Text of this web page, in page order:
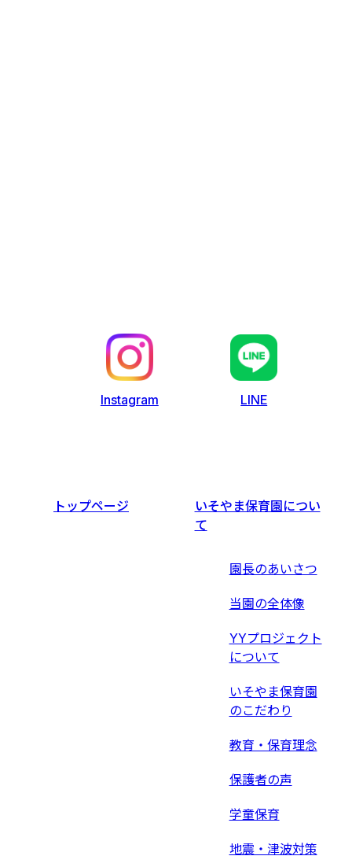
Instagram LINE
トップページ
いそやま保育園につい
て
園長のあいさつ
当園の全体像
YYプロジェクト
について
いそやま保育園
のこだわり
教育・保育理念
保護者の声
学童保育
地震・津波対策